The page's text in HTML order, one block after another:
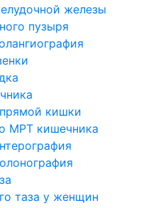
железы
пузыря
кишки
МРТ кишечника
таза у женщин